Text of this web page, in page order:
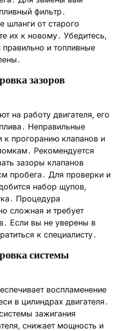
фильтр․
шланги от старого
их к новому․ Убедитесь‚
правильно и топливные
зазоров
на работу двигателя‚ его
Неправильные
к прогоранию клапанов и
Рекомендуется
зазоры клапанов
пробега․ Для проверки и
набор щупов‚
Процедура
сложная и требует
Если вы не уверены в
к специалисту․
системы
воспламенение
в цилиндрах двигателя․
зажигания
снижает мощность и